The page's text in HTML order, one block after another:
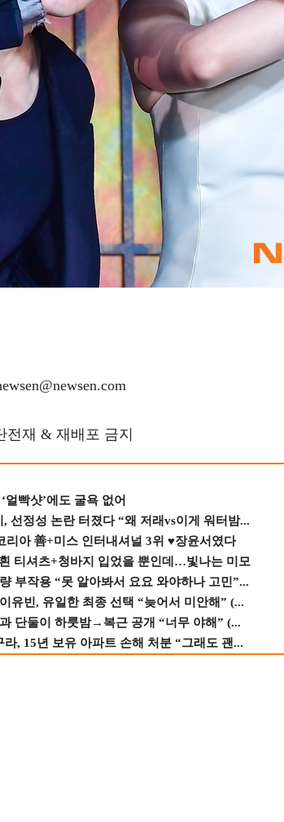
재 & 재배포 금지
빡샷’에도 굴욕 없어
선정성 논란 터졌다 “왜 저래vs이게 워터밤...
리아 善+미스 인터내셔널 3위 ♥장윤서였다
티셔츠+청바지 입었을 뿐인데…빛나는 미모
부작용 “못 알아봐서 요요 와야하나 고민”...
유빈, 유일한 최종 선택 “늦어서 미안해” (...
단둘이 하룻밤→복근 공개 “너무 야해” (...
, 15년 보유 아파트 손해 처분 “그래도 괜...